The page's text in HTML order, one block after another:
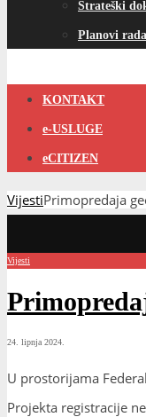
Strateški
Planovi
KONTAKT
e-USLUGE
eCITIZEN
VijestiPrimopredaja
Vijesti
24. lipnja 2024.
U prostorijama
Projekta registracije